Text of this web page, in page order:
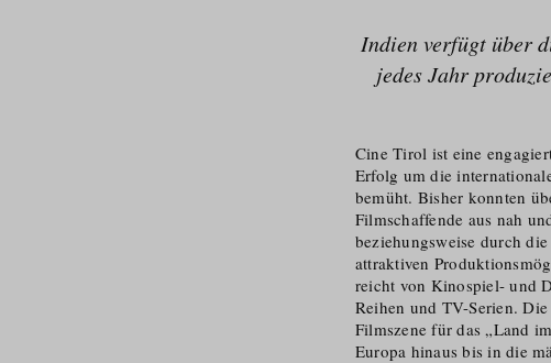
Indien verfügt über
jedes Jahr
Cine Tirol ist eine
Erfolg um die
bemüht. Bisher konnten
Filmschaffende aus nah
beziehungsweise durch
attraktiven
reicht von Kinospiel- und
Reihen und TV-Serien.
Filmszene für das „Land
Europa hinaus bis in die